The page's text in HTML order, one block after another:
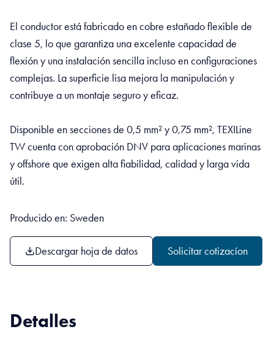
El conductor está fabricado en cobre estañado flexible de
clase 5, lo que garantiza una excelente capacidad de
flexión y una instalación sencilla incluso en configuraciones
complejas. La superficie lisa mejora la manipulación y
contribuye a un montaje seguro y eficaz.
Disponible en secciones de 0,5 mm² y 0,75 mm², TEXILine
TW cuenta con aprobación DNV para aplicaciones marinas
y offshore que exigen alta fiabilidad, calidad y larga vida
útil.
Producido en: Sweden
Descargar hoja de datos Solicitar cotizacíon
Detalles